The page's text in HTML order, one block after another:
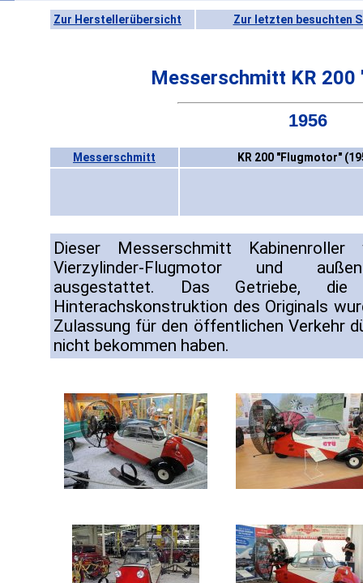
Zur Herstellerübersicht Zur letzten besuchten
Messerschmitt KR 200
1956
Messerschmitt KR 200 "Flugmotor"
Dieser Messerschmitt
Vierzylinder-Flugmotor und
ausgestattet. Das Getriebe,
Hinterachskonstruktion des Originals
Zulassung für den öffentlichen Verkehr
nicht bekommen haben.